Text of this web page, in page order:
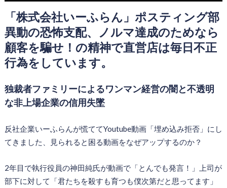
「株式会社いーふらん」ポスティング部
異動の恐怖支配、ノルマ達成のためなら
顧客を騙せ！の精神で直営店は毎日不正
行為をしています。
独裁者ファミリーによるワンマン経営の闇と不透明
な非上場企業の信用失墜
反社企業いーふらんが慌ててYoutube動画「埋め込み拒否」にし
てきました、見られると困る動画をなぜアップするのか？
2年目で執行役員の神田純氏が動画で「とんでも発言！」上司が
部下に対して「君たちを殺すも育つも僕次第だと思ってます」